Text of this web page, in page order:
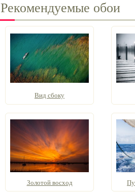
Рекомендуемые обои
Вид сбоку
Золотой восход